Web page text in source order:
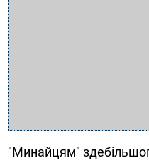
"Минайцям"